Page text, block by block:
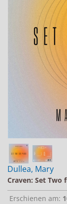
Jobs bei Naxos
Naxos
Naxos weltweit
Dullea, Mary
Craven: Set Two
Erschienen am: